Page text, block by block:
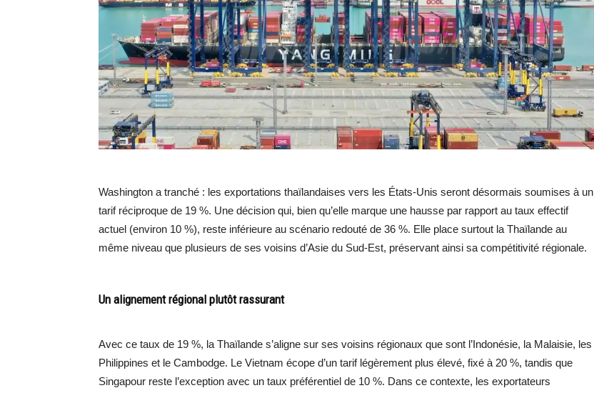
Washington a tranché : les exportations thaïlandaises vers les États-Unis seront désormais soumises à un
tarif réciproque de 19 %. Une décision qui, bien qu’elle marque une hausse par rapport au taux effectif
actuel (environ 10 %), reste inférieure au scénario redouté de 36 %. Elle place surtout la Thaïlande au
même niveau que plusieurs de ses voisins d’Asie du Sud-Est, préservant ainsi sa compétitivité régionale.
Un alignement régional plutôt rassurant
Avec ce taux de 19 %, la Thaïlande s’aligne sur ses voisins régionaux que sont l’Indonésie, la Malaisie, les
Philippines et le Cambodge. Le Vietnam écope d’un tarif légèrement plus élevé, fixé à 20 %, tandis que
Singapour reste l’exception avec un taux préférentiel de 10 %. Dans ce contexte, les exportateurs